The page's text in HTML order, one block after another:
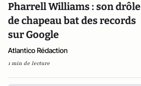
Pharrell Williams : son drôle
de chapeau bat des records
sur Google
Atlantico Rédaction
1 min de lecture